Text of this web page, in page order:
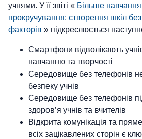
учнями. У її звіті « Більше
прокручування: створення шкіл
факторів » підкреслюється
Смартфони відволікають
навчанню та творчості
Середовище без телефонів не
безпеку учнів
Середовище без телефонів
здоров’я учнів та вчителів
Відкрита комунікація та
всіх зацікавлених сторін є